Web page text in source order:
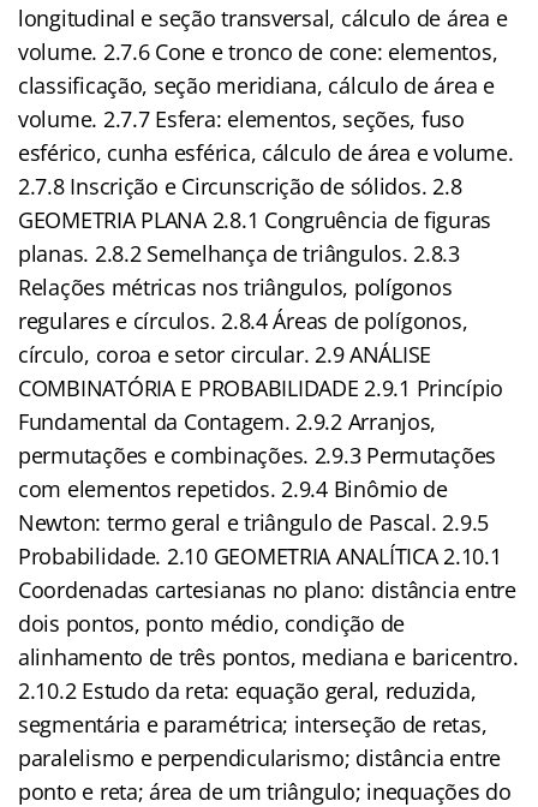
longitudinal e seção transversal, cálculo de área e
volume. 2.7.6 Cone e tronco de cone: elementos,
classificação, seção meridiana, cálculo de área e
volume. 2.7.7 Esfera: elementos, seções, fuso
esférico, cunha esférica, cálculo de área e volume.
2.7.8 Inscrição e Circunscrição de sólidos. 2.8
GEOMETRIA PLANA 2.8.1 Congruência de figuras
planas. 2.8.2 Semelhança de triângulos. 2.8.3
Relações métricas nos triângulos, polígonos
regulares e círculos. 2.8.4 Áreas de polígonos,
círculo, coroa e setor circular. 2.9 ANÁLISE
COMBINATÓRIA E PROBABILIDADE 2.9.1 Princípio
Fundamental da Contagem. 2.9.2 Arranjos,
permutações e combinações. 2.9.3 Permutações
com elementos repetidos. 2.9.4 Binômio de
Newton: termo geral e triângulo de Pascal. 2.9.5
Probabilidade. 2.10 GEOMETRIA ANALÍTICA 2.10.1
Coordenadas cartesianas no plano: distância entre
dois pontos, ponto médio, condição de
alinhamento de três pontos, mediana e baricentro.
2.10.2 Estudo da reta: equação geral, reduzida,
segmentária e paramétrica; interseção de retas,
paralelismo e perpendicularismo; distância entre
ponto e reta; área de um triângulo; inequações do